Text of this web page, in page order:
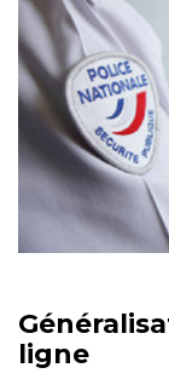
ligne